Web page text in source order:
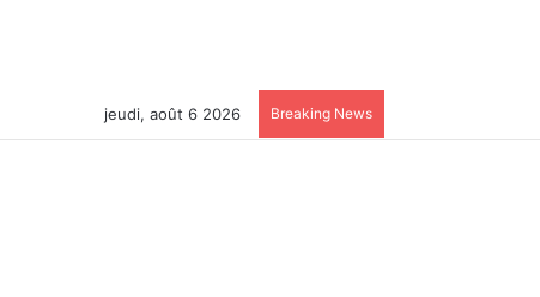
jeudi, août 6 2026 Breaking News